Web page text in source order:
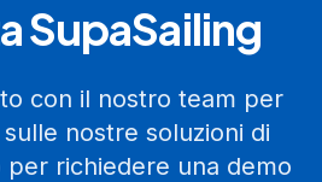
SupaSailing
con il nostro team per
nostre soluzioni di
richiedere una demo